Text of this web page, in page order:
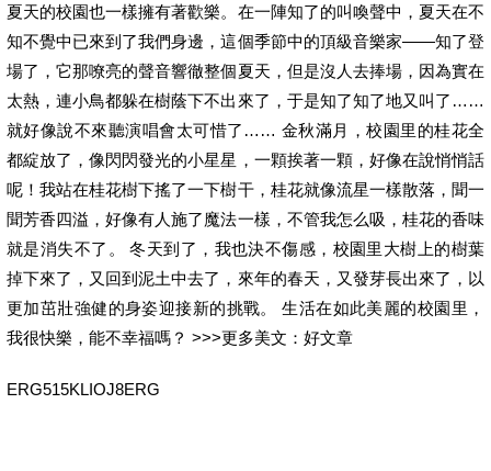
夏天的校園也一樣擁有著歡樂。在一陣知了的叫喚聲中，夏天在不
知不覺中已來到了我們身邊，這個季節中的頂級音樂家——知了登
場了，它那嘹亮的聲音響徹整個夏天，但是沒人去捧場，因為實在
太熱，連小鳥都躲在樹蔭下不出來了，于是知了知了地又叫了……
就好像說不來聽演唱會太可惜了…… 金秋滿月，校園里的桂花全
都綻放了，像閃閃發光的小星星，一顆挨著一顆，好像在說悄悄話
呢！我站在桂花樹下搖了一下樹干，桂花就像流星一樣散落，聞一
聞芳香四溢，好像有人施了魔法一樣，不管我怎么吸，桂花的香味
就是消失不了。 冬天到了，我也決不傷感，校園里大樹上的樹葉
掉下來了，又回到泥土中去了，來年的春天，又發芽長出來了，以
更加茁壯強健的身姿迎接新的挑戰。 生活在如此美麗的校園里，
我很快樂，能不幸福嗎？ >>>更多美文：好文章
ERG515KLIOJ8ERG